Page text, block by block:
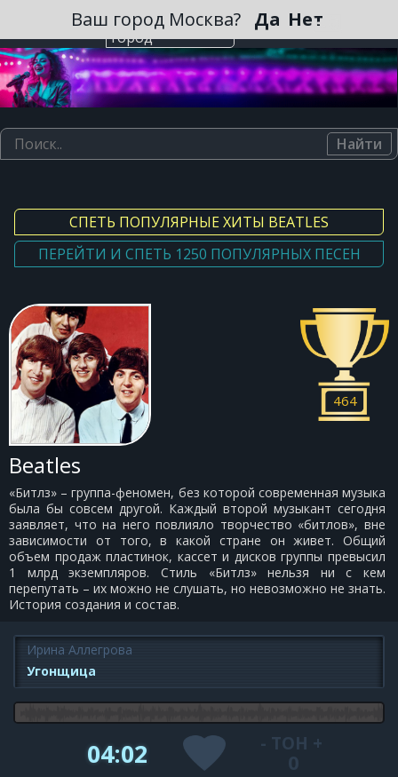
Выберите
город
Ваш город Москва? Да Нет
Найти
СПЕТЬ ПОПУЛЯРНЫЕ ХИТЫ BEATLES
ПЕРЕЙТИ И СПЕТЬ 1250 ПОПУЛЯРНЫХ ПЕСЕН
Beatles
«Битлз» – группа-феномен, без которой современная музыка
была бы совсем другой. Каждый второй музыкант сегодня
заявляет, что на него повлияло творчество «битлов», вне
зависимости от того, в какой стране он живет. Общий
объем продаж пластинок, кассет и дисков группы превысил
1 млрд экземпляров. Стиль «Битлз» нельзя ни с кем
перепутать – их можно не слушать, но невозможно не знать.
История создания и состав.
464
Ирина Аллегрова
Угонщица
04:02 - ТОН +
0